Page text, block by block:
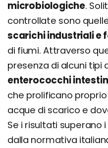
microbiologiche.
controllate sono
scarichi industriali e
di fiumi. Attraverso
presenza di alcuni tipi
enterococchi
che prolificano
acque di scarico e
Se i risultati superano
dalla normativa